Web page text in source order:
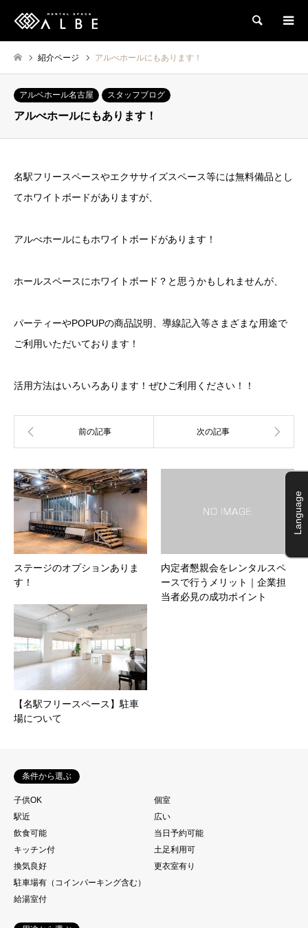
検索
紹介ページ アルべホールにもあります！
アルベホール名古屋 スタッフブログ
アルべホールにもあります！
名駅フリースペースやエクササイズスペース等には無料備品とし
てホワイトボードがありますが、
アルべホールにもホワイトボードがあります！
ホールスペースにホワイトボード？と思うかもしれませんが、
パーティーやPOPUPの商品説明、導線記入等さまざまな用途で
ご利用いただいております！
活用方法はいろいろあります！ぜひご利用ください！！
ステージのオプションありま
す！
内定者懇親会をレンタルスペ
ースで行うメリット｜企業担
当者必見の成功ポイント
【名駅フリースペース】駐車
場について
条件から選ぶ
子供OK
個室
駅近
広い
飲食可能
当日予約可能
キッチン付
土足利用可
換気良好
更衣室有り
駐車場有（コインパーキング含む）
給湯室付
Language